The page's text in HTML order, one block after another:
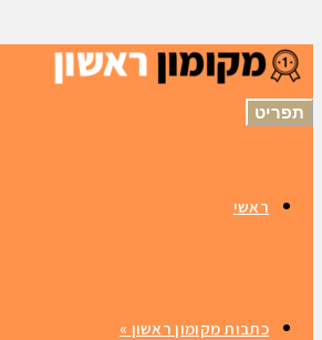
תפריט
ראשי
כתבות מקומון ראשון »